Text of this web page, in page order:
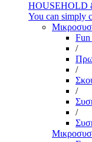
HOUSEHOLD
You can simply
/
/
/
/